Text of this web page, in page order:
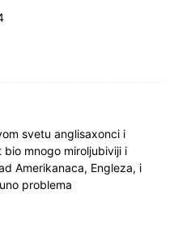
svetu anglisaxonci i
mnogo miroljubiviji i
Amerikanaca, Engleza, i
problema